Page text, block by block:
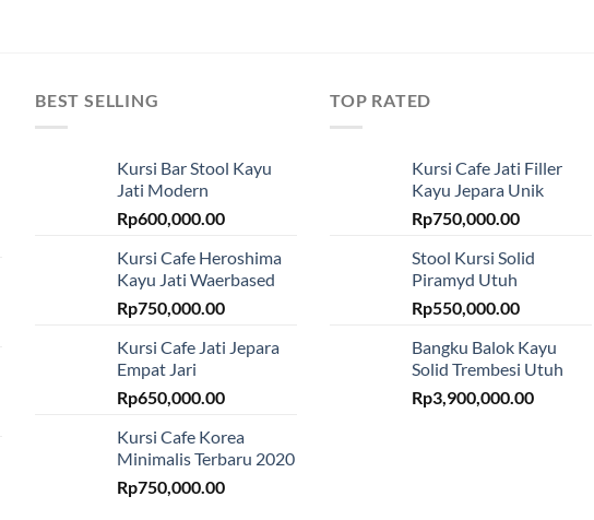
BEST SELLING
Kursi Bar Stool Kayu
Jati Modern
Rp600,000.00
Kursi Cafe Heroshima
Kayu Jati Waerbased
Rp750,000.00
Kursi Cafe Jati Jepara
Empat Jari
Rp650,000.00
Kursi Cafe Korea
Minimalis Terbaru 2020
Rp750,000.00
TOP RATED
Kursi Cafe Jati Filler
Kayu Jepara Unik
Rp750,000.00
Stool Kursi Solid
Piramyd Utuh
Rp550,000.00
Bangku Balok Kayu
Solid Trembesi Utuh
Rp3,900,000.00